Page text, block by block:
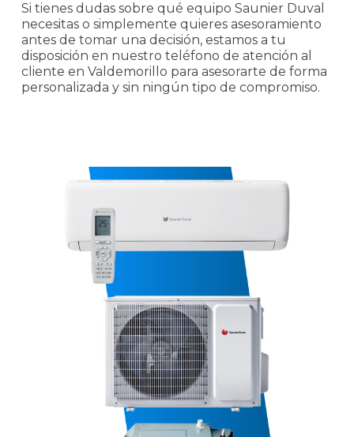
Si tienes dudas sobre qué equipo Saunier Duval
necesitas o simplemente quieres asesoramiento
antes de tomar una decisión, estamos a tu
disposición en nuestro teléfono de atención al
cliente en Valdemorillo para asesorarte de forma
personalizada y sin ningún tipo de compromiso.